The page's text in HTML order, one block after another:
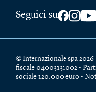
Seguici su
© Internazionale spa
fiscale 04003131002 •
sociale 120.000 euro •